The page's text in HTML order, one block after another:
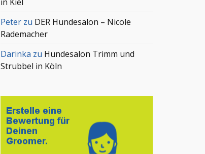
Peter zu DER Hundesalon – Nicole
Rademacher
Darinka zu Hundesalon Trimm und
Strubbel in Köln